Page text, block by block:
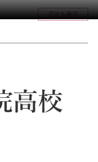
目次を表示